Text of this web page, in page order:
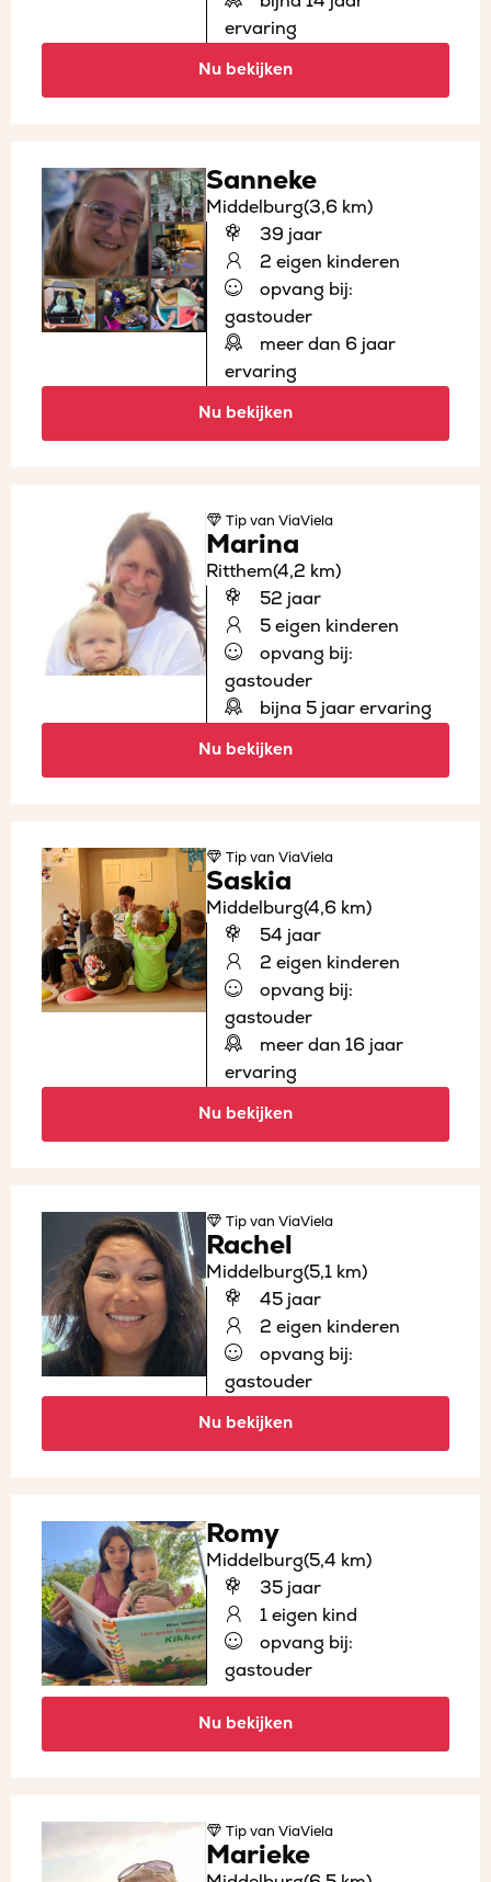
ervaring
Nu bekijken
Sanneke
Middelburg(3,6 km)
39 jaar
2 eigen kinderen
opvang bij:
gastouder
meer dan 6 jaar
ervaring
Nu bekijken
Tipvan ViaViela
Marina
Ritthem(4,2 km)
52 jaar
5 eigen kinderen
opvang bij:
gastouder
bijna 5 jaar ervaring
Nu bekijken
Tipvan ViaViela
Saskia
Middelburg(4,6 km)
54 jaar
2 eigen kinderen
opvang bij:
gastouder
meer dan 16 jaar
ervaring
Nu bekijken
Tipvan ViaViela
Rachel
Middelburg(5,1 km)
45 jaar
2 eigen kinderen
opvang bij:
gastouder
Nu bekijken
Romy
Middelburg(5,4 km)
35 jaar
1 eigen kind
opvang bij:
gastouder
Nu bekijken
Tipvan ViaViela
Marieke